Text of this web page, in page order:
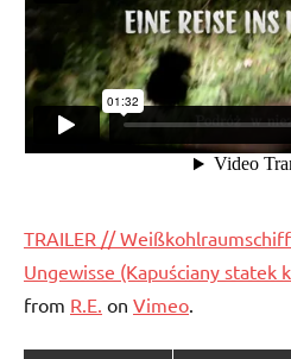
TRAILER //
Ungewisse (Kapuściany statek
from R.E. on Vimeo.